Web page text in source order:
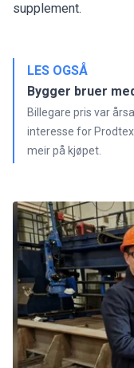
supplement.
LES OGSÅ
Bygger bruer
Billegare pris var
interesse for
meir på kjøpet.